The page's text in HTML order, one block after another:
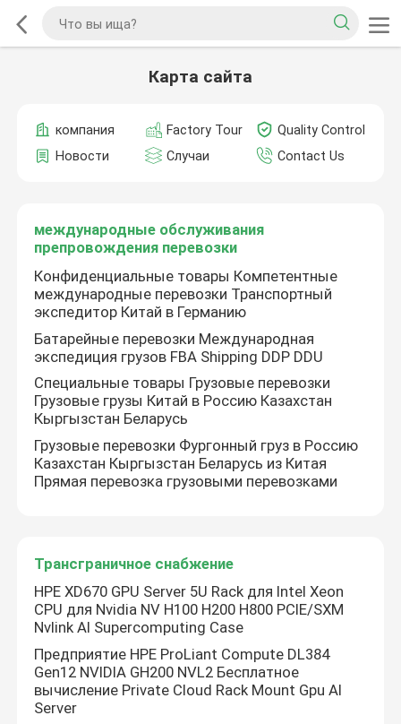
Карта сайта
компания Factory Tour
Quality Control
Новости
Случаи Contact Us
международные обслуживания
препровождения перевозки
Конфиденциальные товары Компетентные
международные перевозки Транспортный
экспедитор Китай в Германию
Батарейные перевозки Международная
экспедиция грузов FBA Shipping DDP DDU
Специальные товары Грузовые перевозки
Грузовые грузы Китай в Россию Казахстан
Кыргызстан Беларусь
Грузовые перевозки Фургонный груз в Россию
Казахстан Кыргызстан Беларусь из Китая
Прямая перевозка грузовыми перевозками
Трансграничное снабжение
HPE XD670 GPU Server 5U Rack для Intel Xeon
CPU для Nvidia NV H100 H200 H800 PCIE/SXM
Nvlink AI Supercomputing Case
Предприятие HPE ProLiant Compute DL384
Gen12 NVIDIA GH200 NVL2 Бесплатное
вычисление Private Cloud Rack Mount Gpu AI
Server